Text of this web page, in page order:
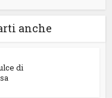
anche
di